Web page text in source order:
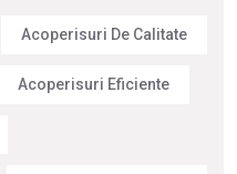
Acoperisuri De Calitate
Acoperisuri Eficiente